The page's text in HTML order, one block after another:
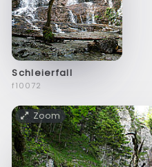
Schleierfall
f10072
Zoom